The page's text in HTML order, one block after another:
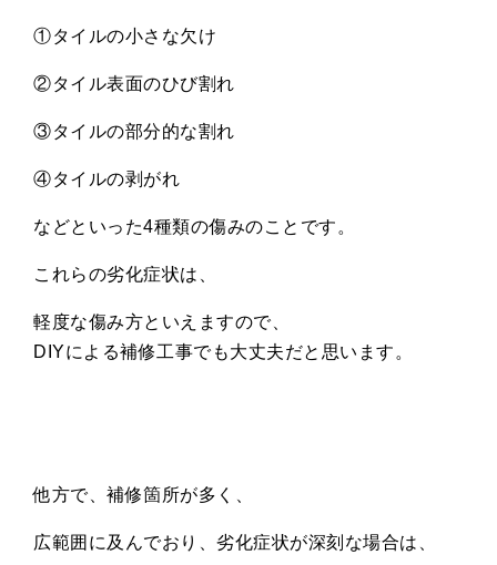
①タイルの小さな欠け
②タイル表面のひび割れ
③タイルの部分的な割れ
④タイルの剥がれ
などといった4種類の傷みのことです。
これらの劣化症状は、
軽度な傷み方といえますので、
DIYによる補修工事でも大丈夫だと思います。
他方で、補修箇所が多く、
広範囲に及んでおり、劣化症状が深刻な場合は、